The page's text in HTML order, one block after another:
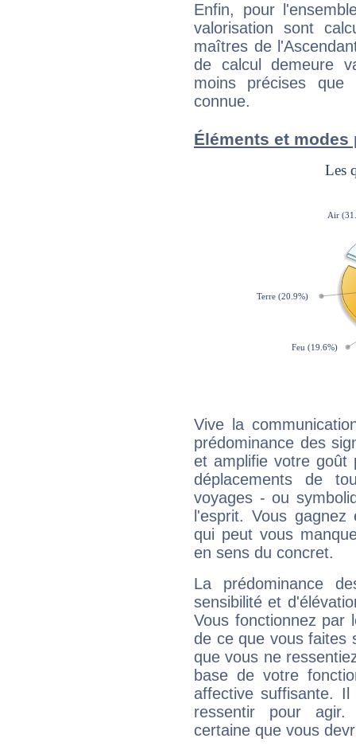
Enfin, pour
valorisation sont
maîtres de
de calcul demeure
moins précises que
connue.
Éléments et modes
Vive la
prédominance des
et amplifie votre goût
déplacements de
voyages - ou
l'esprit. Vous
qui peut vous
en sens du concret.
La prédominance
sensibilité et
Vous fonctionnez
de ce que vous faites
que vous ne
base de votre
affective suffisante.
ressentir pour agir.
certaine que vous